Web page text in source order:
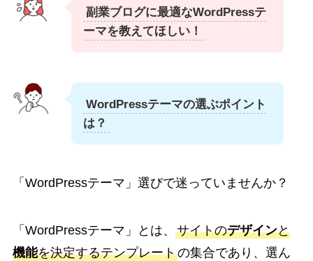
副業ブログに最適なWordPressテ
ーマを教えてほしい！
WordPressテーマの選ぶポイント
は？
「WordPressテーマ」選びで迷っていませんか？
「WordPressテーマ」とは、 サイトのデザインと
機能を決定するテンプレートの集合であり、選ん